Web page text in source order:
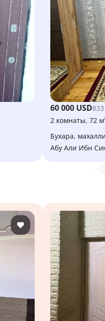
60 000 USD
2 комнаты, 72
Бухара, махаллинский сход граждан
Абу Али Ибн